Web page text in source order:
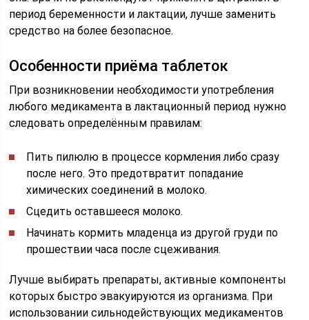
период беременности и лактации, лучше заменить
средство на более безопасное.
Особенности приёма таблеток
При возникновении необходимости употребления
любого медикамента в лактационный период нужно
следовать определённым правилам:
Пить пилюлю в процессе кормления либо сразу
после него. Это предотвратит попадание
химических соединений в молоко.
Сцедить оставшееся молоко.
Начинать кормить младенца из другой груди по
прошествии часа после сцеживания.
Лучше выбирать препараты, активные компоненты
которых быстро эвакуируются из организма. При
использовании сильнодействующих медикаментов